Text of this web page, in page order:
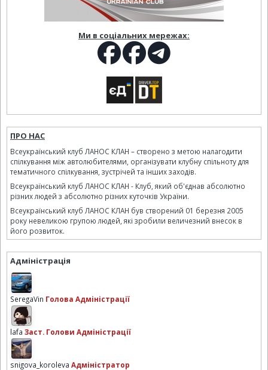
Ми в соціальних мережах:
ПРО НАС
Всеукраїнський клуб ЛАНОС КЛАН – створено з метою налагодити
спілкування між автолюбителями, організувати клубну спільноту для
тематичного спілкування, зустрічей та інших заходів.
Всеукраїнський клуб ЛАНОС КЛАН - Клуб, який об'єднав абсолютно
різних людей з абсолютно різних куточків України.
Всеукраїнський клуб ЛАНОС КЛАН був створений 01 березня 2005
року невеликою групою людей, які зробили величезний внесок в
його розвиток.
Адміністрація
SeregaVin Голова Адміністрації
lafa Заст. Голови Адміністрації
snigova_koroleva Адміністратор